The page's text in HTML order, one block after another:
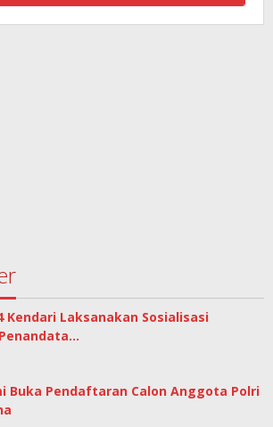
Kendari Laksanakan Sosialisasi
Buka Pendaftaran Calon Anggota Polri